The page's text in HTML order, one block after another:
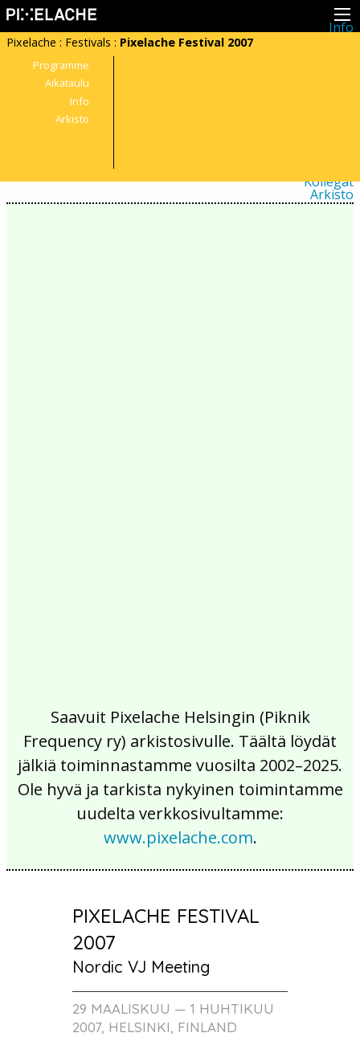
Info
Kollegat
Arkisto
Kaikki julkaisut
Pixelache : Festivals : Pixelache Festival 2007
Programme
Aikataulu
Info
Arkisto
Saavuit Pixelache Helsingin (Piknik
Frequency ry) arkistosivulle. Täältä löydät
jälkiä toiminnastamme vuosilta 2002–2025.
Ole hyvä ja tarkista nykyinen toimintamme
uudelta verkkosivultamme:
www.pixelache.com.
PIXELACHE FESTIVAL
2007
Nordic VJ Meeting
29 MAALISKUU — 1 HUHTIKUU
2007, HELSINKI, FINLAND